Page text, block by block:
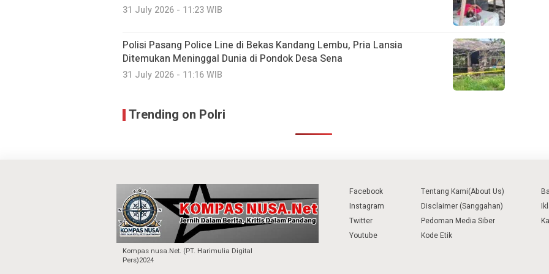
31 July 2026 - 11:23 WIB
Polisi Pasang Police Line di Bekas Kandang Lembu, Pria Lansia
Ditemukan Meninggal Dunia di Pondok Desa Sena
31 July 2026 - 11:16 WIB
Trending on Polri
Kompas nusa.Net. (PT. Harimulia Digital
Pers)2024
Facebook
Instagram
Twitter
Youtube
Tentang Kami(About Us)
Disclaimer (Sanggahan)
Pedoman Media Siber
Kode Etik